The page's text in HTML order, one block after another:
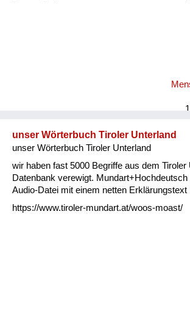
unser Wörterbuch Tiroler Unterland
unser Wörterbuch Tiroler Unterland
wir haben fast 5000 Begriffe aus dem Tiroler
Datenbank verewigt.
Audio-Datei mit einem netten Erklärungstext
https://www.tiroler-mundart.at/woos-moast/